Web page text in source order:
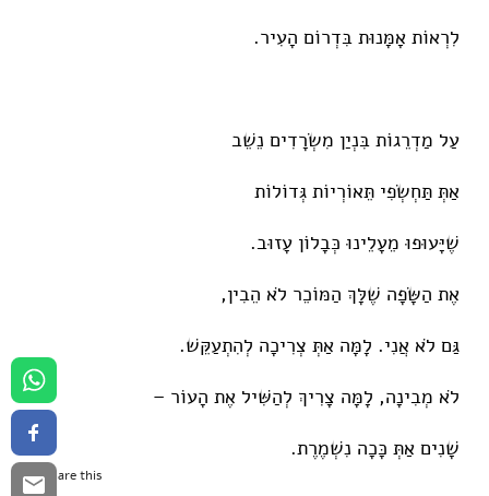
לִרְאוֹת אָמָּנוּת בִּדְרוֹם הָעִיר.
עַל מַדְרֵגוֹת בִּנְיַן מִשְׂרָדִים נֵשֵׁב
אַתְּ תַּחְשְׂפִי תֵּאוֹרְיוֹת גְּדוֹלוֹת
שֶׁיָּעוּפוּ מֵעָלֵינוּ כְּבָלוֹן עָזוּב.
אֶת הַשָּׂפָה שֶׁלָּךְ הַמּוֹכֵר לֹא הֵבִין,
גַּם לֹא אֲנִי. לָמָּה אַתְּ צְרִיכָה לְהִתְעַקֵּשׁ.
לֹא מְבִינָה, לָמָּה צָרִיךְ לְהַשִּׁיל אֶת הָעוֹר –
שָׁנִים אַתְּ כָּכָה נִשְׁמֶרֶת.
Share this...